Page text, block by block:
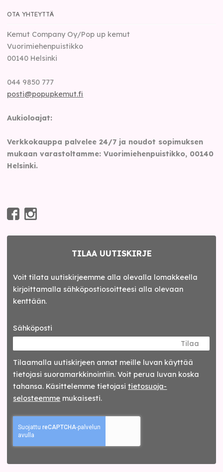
OTA YHTEYTTÄ
Kemut Company Oy/Pop up kemut
Vuorimiehenpuistikko
00140 Helsinki
044 9850 777
posti@popupkemut.fi
Aukioloajat:
Verkkokauppa palvelee 24/7 ja noudot sopimuksen
mukaan varastoltamme: Vuorimiehenpuistikko, 00140
Helsinki.
TILAA UUTISKIRJE
Voit tilata uutiskirjeemme alla olevalla lomakkeella
kirjoittamalla sähköpostiosoitteesi alla olevaan
kenttään.
Sähköposti
Tilaa
Tilaamalla uutis­kirjeen annat meille luvan käyttää
tietojasi suora­markkinointiin. Voit perua luvan koska
tahansa. Käsittelemme tietojasitieto­suoja­
selosteemme mukaisesti.